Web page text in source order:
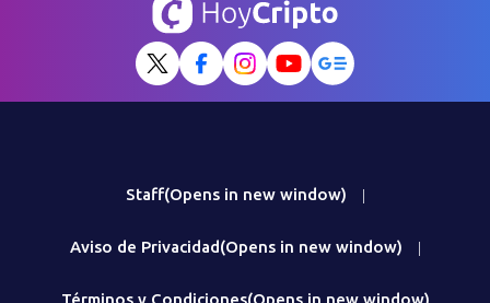
Staff(Opens in new window) |
Aviso de Privacidad(Opens in new window) |
Términos y Condiciones(Opens in new window)